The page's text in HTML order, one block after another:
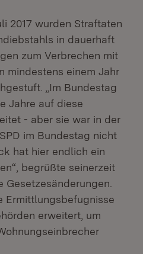
2017 wurden Straftaten
in dauerhaft
zum Verbrechen mit
mindestens einem Jahr
„Im Bundestag
Jahre auf diese
- aber sie war in der
im Bundestag nicht
hat hier endlich ein
begrüßte seinerzeit
Gesetzesänderungen.
Ermittlungsbefugnisse
erweitert, um